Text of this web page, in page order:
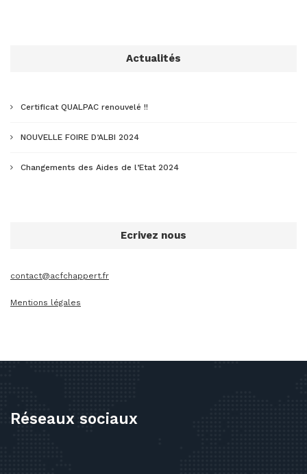
Actualités
Certificat QUALPAC renouvelé !!
NOUVELLE FOIRE D’ALBI 2024
Changements des Aides de l’Etat 2024
Ecrivez nous
contact@acfchappert.fr
Mentions légales
Réseaux sociaux